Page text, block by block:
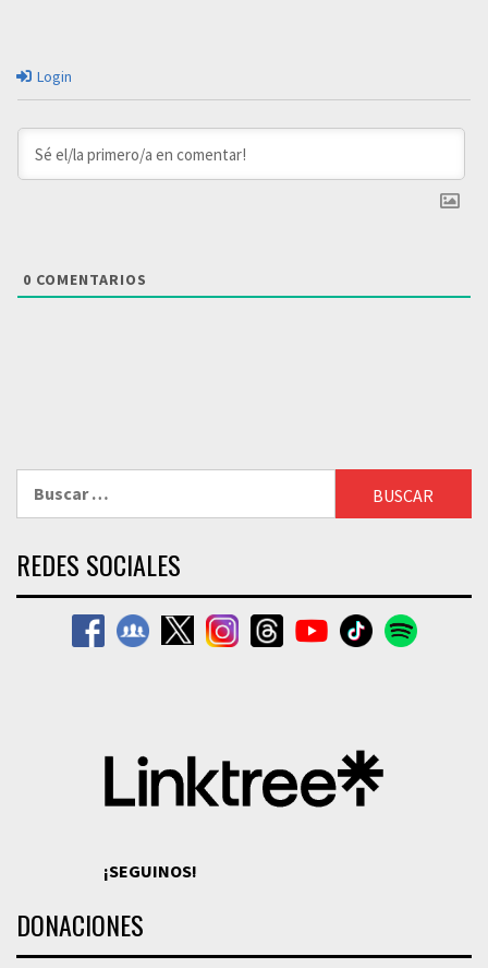
Login
0 COMENTARIOS
REDES SOCIALES
¡SEGUINOS!
DONACIONES